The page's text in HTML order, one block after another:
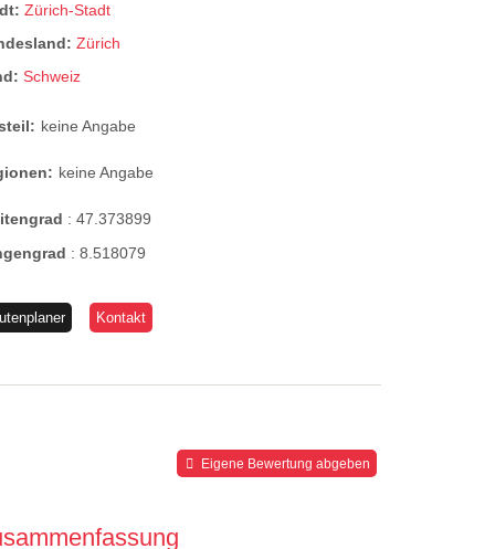
Zürich-Stadt
Zürich
Schweiz
keine Angabe
keine Angabe
:47.373899
:8.518079
Kontakt
Eigene Bewertung abgeben